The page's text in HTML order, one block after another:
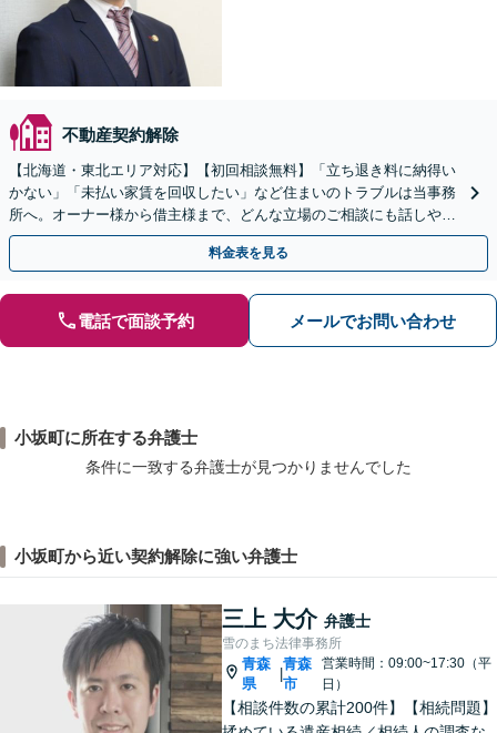
不動産契約解除
【北海道・東北エリア対応】【初回相談無料】「立ち退き料に納得い
かない」「未払い家賃を回収したい」など住まいのトラブルは当事務
所へ。オーナー様から借主様まで、どんな立場のご相談にも話しやす
い弁護士が対応します。ＷＥＢ面談可。
料金表を見る
電話で面談予約 メールでお問い合わせ
小坂町に所在する弁護士
条件に一致する弁護士が見つかりませんでした
小坂町から近い契約解除に強い弁護士
三上 大介 弁護士
雪のまち法律事務所
青森
県
|
青森
市
営業時間：09:00~17:30（平
日）
【相談件数の累計200件】【相続問題】